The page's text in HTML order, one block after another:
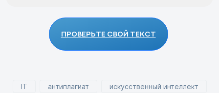
ПРОВЕРЬТЕ СВОЙ ТЕКСТ
IT антиплагиат искусственный интеллект